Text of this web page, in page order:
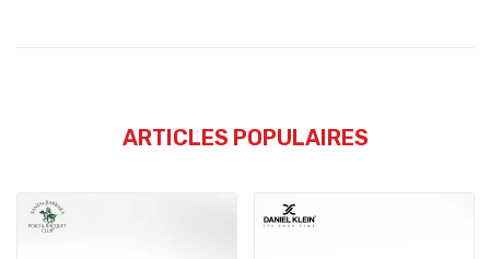
ARTICLES POPULAIRES